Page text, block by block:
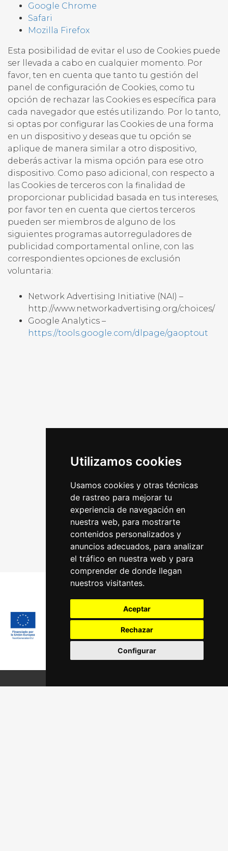
Utilizamos cookies
Usamos cookies y otras técnicas
de rastreo para mejorar tu
experiencia de navegación en
nuestra web, para mostrarte
contenidos personalizados y
anuncios adecuados, para analizar
el tráfico en nuestra web y para
comprender de donde llegan
nuestros visitantes.
Aceptar
Rechazar
Configurar
Google Chrome
Safari
Mozilla Firefox
Esta posibilidad de evitar el uso de Cookies puede
ser llevada a cabo en cualquier momento. Por
favor, ten en cuenta que tanto tu gestión del
panel de configuración de Cookies, como tu
opción de rechazar las Cookies es específica para
cada navegador que estés utilizando. Por lo tanto,
si optas por configurar las Cookies de una forma
en un dispositivo y deseas que tu opción se
aplique de manera similar a otro dispositivo,
deberás activar la misma opción para ese otro
dispositivo. Como paso adicional, con respecto a
las Cookies de terceros con la finalidad de
proporcionar publicidad basada en tus intereses,
por favor ten en cuenta que ciertos terceros
pueden ser miembros de alguno de los
siguientes programas autorreguladores de
publicidad comportamental online, con las
correspondientes opciones de exclusión
voluntaria:
Network Advertising Initiative (NAI) –
http://www.networkadvertising.org/choices/
Google Analytics –
https://tools.google.com/dlpage/gaoptout